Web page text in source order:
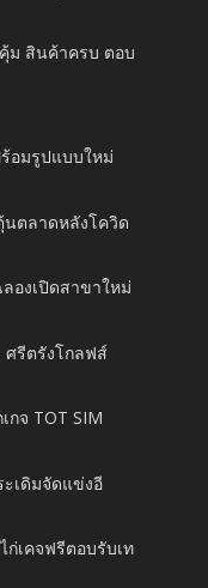
ม สินค้าครบ ตอบ
อมรูปแบบใหม่
นตลาดหลังโควิด
องเปิดสาขาใหม่
รีตรังโกลฟส์
กจ TOT SIM
เดิมจัดแข่งอี
ก่เคจฟรีตอบรับเท